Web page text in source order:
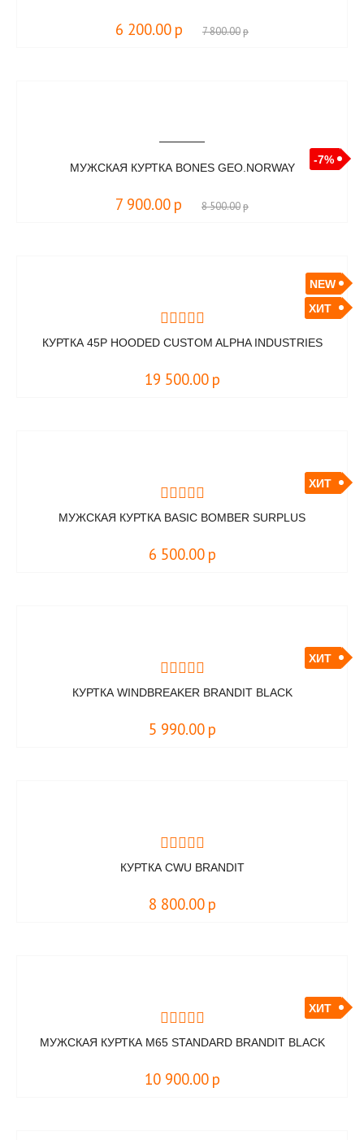
6 200.00 р 7 800.00р
-7%
МУЖСКАЯ КУРТКА BONES GEO.NORWAY
7 900.00 р 8 500.00р
NEW
ХИТ
КУРТКА 45P HOODED CUSTOM ALPHA INDUSTRIES
19 500.00 р
ХИТ
МУЖСКАЯ КУРТКА BASIC BOMBER SURPLUS
6 500.00 р
ХИТ
КУРТКА WINDBREAKER BRANDIT BLACK
5 990.00 р
КУРТКА CWU BRANDIT
8 800.00 р
ХИТ
МУЖСКАЯ КУРТКА M65 STANDARD BRANDIT BLACK
10 900.00 р